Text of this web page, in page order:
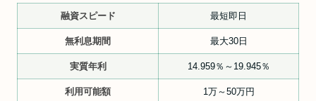
融資スピード 最短即日
無利息期間 最大30日
実質年利 14.959％～19.945％
利用可能額 1万～50万円